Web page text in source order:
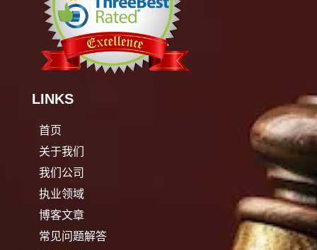
LINKS
首页
关于我们
我们公司
执业领域
博客文章
常见问题解答